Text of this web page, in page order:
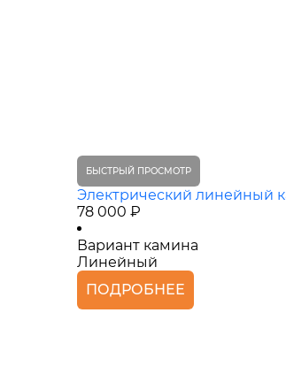
БЫСТРЫЙ ПРОСМОТР
Электрический линейный
78 000 ₽
Вариант камина
Линейный
ПОДРОБНЕЕ